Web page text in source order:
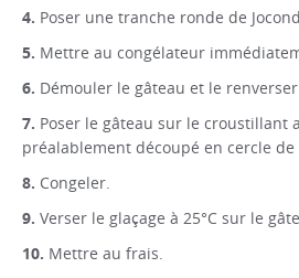
Poser une tranche ronde de
Mettre au congélateur
Démouler le gâteau et le
Poser le gâteau sur le croustillant
préalablement découpé en cercle de
Congeler.
Verser le glaçage à 25°C sur le
Mettre au frais.